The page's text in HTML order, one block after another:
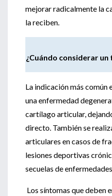
mejorar radicalmente la
la reciben.
¿Cuándo considerar
La indicación más común
una enfermedad
cartílago articular,
directo. También se
articulares en casos de
lesiones deportivas
secuelas de
Los síntomas que deben